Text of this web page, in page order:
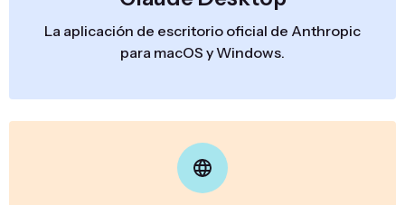
La aplicación de escritorio oficial de Anthropic
para macOS y Windows.